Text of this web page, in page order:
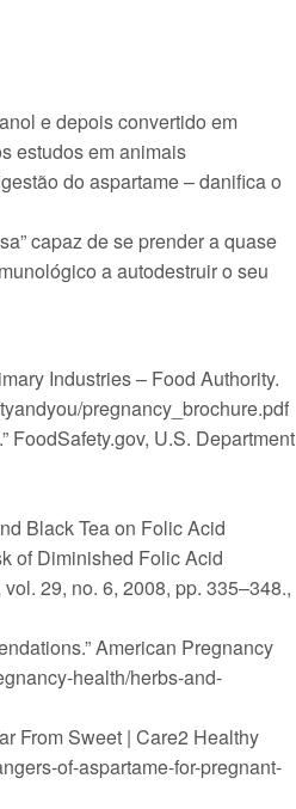
e depois convertido em
estudos em animais
do aspartame – danifica o
capaz de se prender a quase
a autodestruir o seu
Industries – Food Authority.
pregnancy_brochure.pdf
FoodSafety.gov, U.S. Department
Black Tea on Folic Acid
of Diminished Folic Acid
29, no. 6, 2008, pp. 335–348.,
American Pregnancy
health/herbs-and-
From Sweet | Care2 Healthy
of-aspartame-for-pregnant-